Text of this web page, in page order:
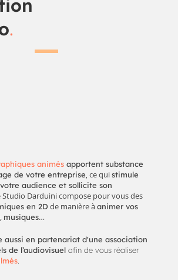
aussi en partenariat d'une association
de l’audiovisuelafin de vous réaliser
.
.
animésapportent substance
de votre entreprise, ce quistimule
audience et sollicite son
Studio Darduini compose pour vous des
en 2D de manière àanimer vos
, musiques…